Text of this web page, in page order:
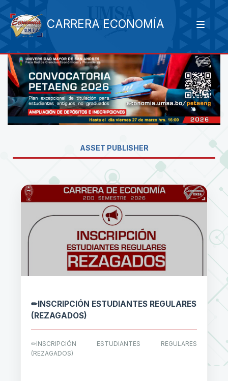
CARRERA ECONOMÍA
ASSET PUBLISHER
✏INSCRIPCIÓN ESTUDIANTES REGULARES
(REZAGADOS)
✏INSCRIPCIÓN ESTUDIANTES REGULARES
(REZAGADOS)